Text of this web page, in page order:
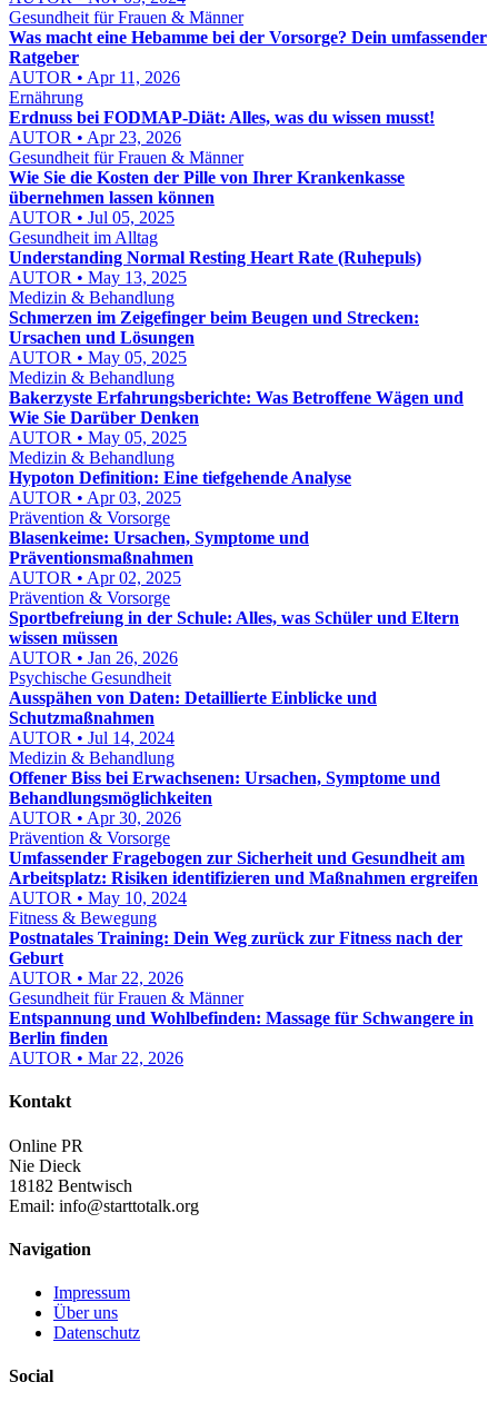
Gesundheit für Frauen & Männer
Was macht eine Hebamme bei der Vorsorge? Dein umfassender
Ratgeber
AUTOR • Apr 11, 2026
Ernährung
Erdnuss bei FODMAP-Diät: Alles, was du wissen musst!
AUTOR • Apr 23, 2026
Gesundheit für Frauen & Männer
Wie Sie die Kosten der Pille von Ihrer Krankenkasse
übernehmen lassen können
AUTOR • Jul 05, 2025
Gesundheit im Alltag
Understanding Normal Resting Heart Rate (Ruhepuls)
AUTOR • May 13, 2025
Medizin & Behandlung
Schmerzen im Zeigefinger beim Beugen und Strecken:
Ursachen und Lösungen
AUTOR • May 05, 2025
Medizin & Behandlung
Bakerzyste Erfahrungsberichte: Was Betroffene Wägen und
Wie Sie Darüber Denken
AUTOR • May 05, 2025
Medizin & Behandlung
Hypoton Definition: Eine tiefgehende Analyse
AUTOR • Apr 03, 2025
Prävention & Vorsorge
Blasenkeime: Ursachen, Symptome und
Präventionsmaßnahmen
AUTOR • Apr 02, 2025
Prävention & Vorsorge
Sportbefreiung in der Schule: Alles, was Schüler und Eltern
wissen müssen
AUTOR • Jan 26, 2026
Psychische Gesundheit
Ausspähen von Daten: Detaillierte Einblicke und
Schutzmaßnahmen
AUTOR • Jul 14, 2024
Medizin & Behandlung
Offener Biss bei Erwachsenen: Ursachen, Symptome und
Behandlungsmöglichkeiten
AUTOR • Apr 30, 2026
Prävention & Vorsorge
Umfassender Fragebogen zur Sicherheit und Gesundheit am
Arbeitsplatz: Risiken identifizieren und Maßnahmen ergreifen
AUTOR • May 10, 2024
Fitness & Bewegung
Postnatales Training: Dein Weg zurück zur Fitness nach der
Geburt
AUTOR • Mar 22, 2026
Gesundheit für Frauen & Männer
Entspannung und Wohlbefinden: Massage für Schwangere in
Berlin finden
AUTOR • Mar 22, 2026
Kontakt
Online PR
Nie Dieck
18182 Bentwisch
Email: info@starttotalk.org
Navigation
Impressum
Über uns
Datenschutz
Social